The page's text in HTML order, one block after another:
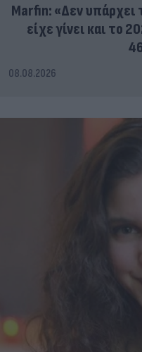
Marfin: «Δεν υπάρχει
είχε γίνει και το
08.08.2026